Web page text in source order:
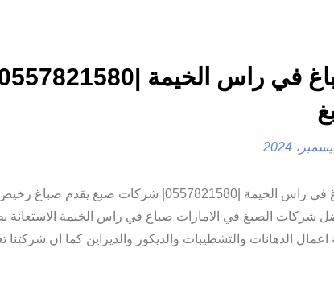
صباغ في راس الخيمة |0557821580| شركات صبغ
شركات الصبغ في الامارات صباغ في راس الخيمة
الدهانات والتشطيبات والديكور والديزاين كما ان شركتنا